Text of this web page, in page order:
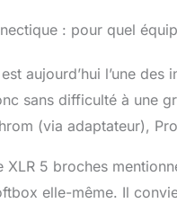
: pour quel
aujourd’hui l’une
sans difficulté à une
(via adaptateur),
XLR 5 broches
elle-même. Il